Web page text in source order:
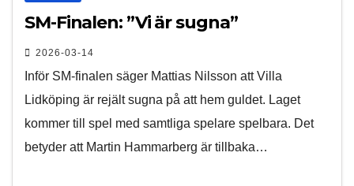
SM-Finalen: ”Vi är sugna”
2026-03-14
Inför SM-finalen säger Mattias Nilsson att Villa
Lidköping är rejält sugna på att hem guldet. Laget
kommer till spel med samtliga spelare spelbara. Det
betyder att Martin Hammarberg är tillbaka…